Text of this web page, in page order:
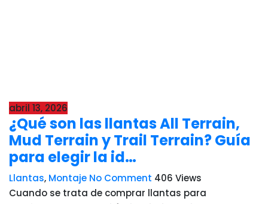
abril 13, 2026
¿Qué son las llantas All Terrain,
Mud Terrain y Trail Terrain? Guía
para elegir la id…
Llantas, Montaje No Comment 406 Views
Cuando se trata de comprar llantas para